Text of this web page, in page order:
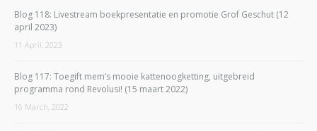
Blog 118: Livestream boekpresentatie en promotie Grof Geschut (12
april 2023)
11 April, 2023
Blog 117: Toegift mem’s mooie kattenoogketting, uitgebreid
programma rond Revolusi! (15 maart 2022)
16 March, 2022